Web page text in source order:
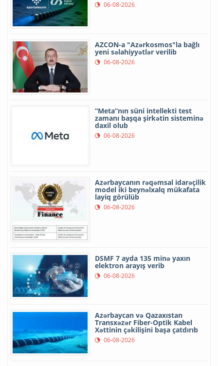
06-08-2026
AZCON-a "Azərkosmos"la bağlı
yeni səlahiyyətlər verilib
06-08-2026
“Meta”nın süni intellekti test
zamanı başqa şirkətin sisteminə
daxil olub
06-08-2026
Azərbaycanın rəqəmsal idarəçilik
model iki beynəlxalq mükafata
layiq görülüb
06-08-2026
DSMF 7 ayda 135 minə yaxın
elektron arayış verib
06-08-2026
Azərbaycan və Qazaxıstan
Transxəzər Fiber-Optik Kabel
Xəttinin çəkilişini başa çatdırıb
06-08-2026